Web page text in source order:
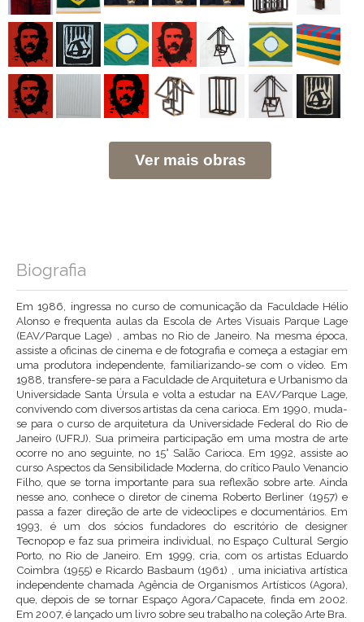
Ver mais obras
Biografia
Em 1986, ingressa no curso de comunicação da Faculdade Hélio
Alonso e frequenta aulas da Escola de Artes Visuais Parque Lage
(EAV/Parque Lage) , ambas no Rio de Janeiro. Na mesma época,
assiste a oficinas de cinema e de fotografia e começa a estagiar em
uma produtora independente, familiarizando-se com o vídeo. Em
1988, transfere-se para a Faculdade de Arquitetura e Urbanismo da
Universidade Santa Úrsula e volta a estudar na EAV/Parque Lage,
convivendo com diversos artistas da cena carioca. Em 1990, muda-
se para o curso de arquitetura da Universidade Federal do Rio de
Janeiro (UFRJ). Sua primeira participação em uma mostra de arte
ocorre no ano seguinte, no 15° Salão Carioca. Em 1992, assiste ao
curso Aspectos da Sensibilidade Moderna, do crítico Paulo Venancio
Filho, que se torna importante para sua reflexão sobre arte. Ainda
nesse ano, conhece o diretor de cinema Roberto Berliner (1957) e
passa a fazer direção de arte de videoclipes e documentários. Em
1993, é um dos sócios fundadores do escritório de designer
Tecnopop e faz sua primeira individual, no Espaço Cultural Sergio
Porto, no Rio de Janeiro. Em 1999, cria, com os artistas Eduardo
Coimbra (1955) e Ricardo Basbaum (1961) , uma iniciativa artística
independente chamada Agência de Organismos Artísticos (Agora),
que, depois de se tornar Espaço Agora/Capacete, finda em 2002.
Em 2007, é lançado um livro sobre seu trabalho na coleção Arte Bra.